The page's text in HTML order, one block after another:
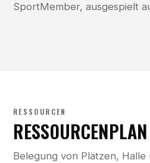
SportMember, ausgespielt
RESSOURCEN
Belegung von Plätzen,